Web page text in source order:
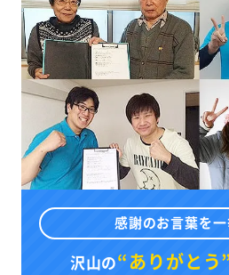
感謝のお言葉を
沢山の“ありがとう